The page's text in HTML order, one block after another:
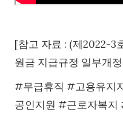
[참고 자료 : (제2022-3
원금 지급규정 일부개
#무급휴직 #고용유지
공인지원 #근로자복